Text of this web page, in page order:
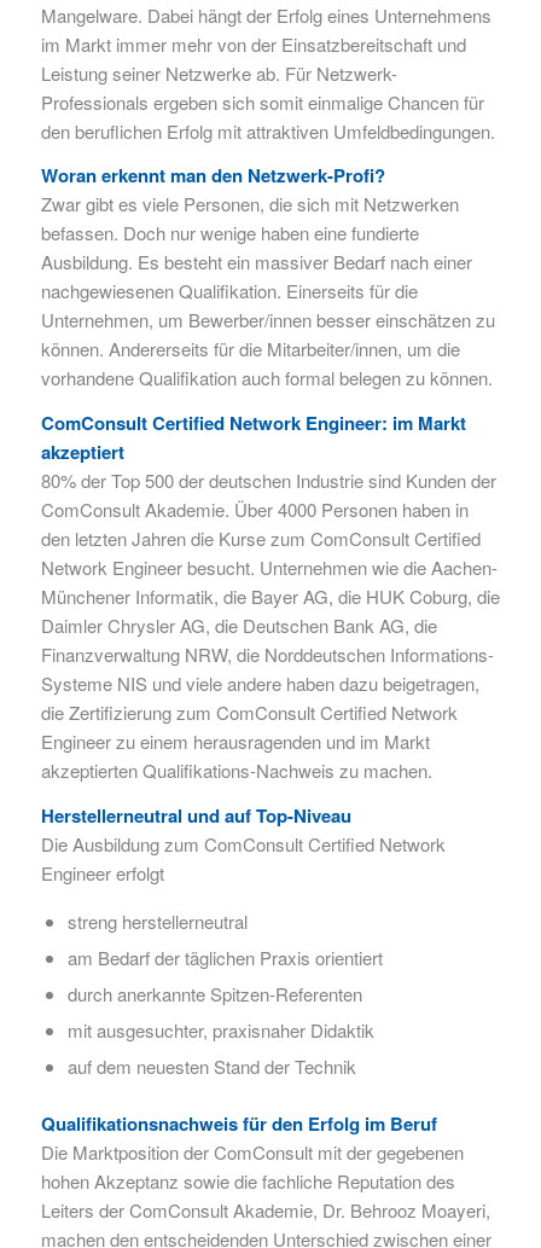
Mangelware. Dabei hängt der Erfolg eines Unternehmens
im Markt immer mehr von der Einsatzbereitschaft und
Leistung seiner Netzwerke ab. Für Netzwerk-
Professionals ergeben sich somit einmalige Chancen für
den beruflichen Erfolg mit attraktiven Umfeldbedingungen.
Woran erkennt man den Netzwerk-Profi?
Zwar gibt es viele Personen, die sich mit Netzwerken
befassen. Doch nur wenige haben eine fundierte
Ausbildung. Es besteht ein massiver Bedarf nach einer
nachgewiesenen Qualifikation. Einerseits für die
Unternehmen, um Bewerber/innen besser einschätzen zu
können. Andererseits für die Mitarbeiter/innen, um die
vorhandene Qualifikation auch formal belegen zu können.
ComConsult Certified Network Engineer: im Markt
akzeptiert
80% der Top 500 der deutschen Industrie sind Kunden der
ComConsult Akademie. Über 4000 Personen haben in
den letzten Jahren die Kurse zum ComConsult Certified
Network Engineer besucht. Unternehmen wie die Aachen-
Münchener Informatik, die Bayer AG, die HUK Coburg, die
Daimler Chrysler AG, die Deutschen Bank AG, die
Finanzverwaltung NRW, die Norddeutschen Informations-
Systeme NIS und viele andere haben dazu beigetragen,
die Zertifizierung zum ComConsult Certified Network
Engineer zu einem herausragenden und im Markt
akzeptierten Qualifikations-Nachweis zu machen.
Herstellerneutral und auf Top-Niveau
Die Ausbildung zum ComConsult Certified Network
Engineer erfolgt
streng herstellerneutral
am Bedarf der täglichen Praxis orientiert
durch anerkannte Spitzen-Referenten
mit ausgesuchter, praxisnaher Didaktik
auf dem neuesten Stand der Technik
Qualifikationsnachweis für den Erfolg im Beruf
Die Marktposition der ComConsult mit der gegebenen
hohen Akzeptanz sowie die fachliche Reputation des
Leiters der ComConsult Akademie, Dr. Behrooz Moayeri,
machen den entscheidenden Unterschied zwischen einer